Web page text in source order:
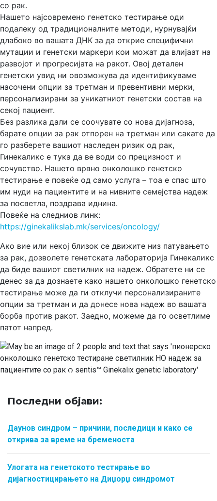
со рак.
Нашето најсовремено генетско тестирање оди
подалеку од традиционалните методи, нурнувајќи
длабоко во вашата ДНК за да открие специфични
мутации и генетски маркери кои можат да влијаат на
развојот и прогресијата на ракот. Овој детален
генетски увид ни овозможува да идентификуваме
насочени опции за третман и превентивни мерки,
персонализирани за уникатниот генетски состав на
секој пациент.
Без разлика дали се соочувате со нова дијагноза,
барате опции за рак отпорен на третман или сакате да
го разберете вашиот наследен ризик од рак,
Гинекаликс е тука да ве води со прецизност и
сочувство. Нашето врвно онколошко генетско
тестирање е повеќе од само услуга – тоа е спас што
им нуди на пациентите и на нивните семејства надеж
за посветла, поздрава иднина.
Повеќе на следниов линк:
https://ginekalikslab.mk/services/oncology/
Ако вие или некој близок се движите низ патувањето
за рак, дозволете генетската лабораторија Гинекаликс
да биде вашиот светилник на надеж. Обратете ни се
денес за да дознаете како нашето онколошко генетско
тестирање може да ги отклучи персонализираните
опции за третман и да донесе нова надеж во вашата
борба против ракот. Заедно, можеме да го осветлиме
патот напред.
Последни објави:
Даунов синдром – причини, последици и како се
открива за време на бременоста
Улогата на генетското тестирање во
дијагностицирањето на Диџорџ синдромот